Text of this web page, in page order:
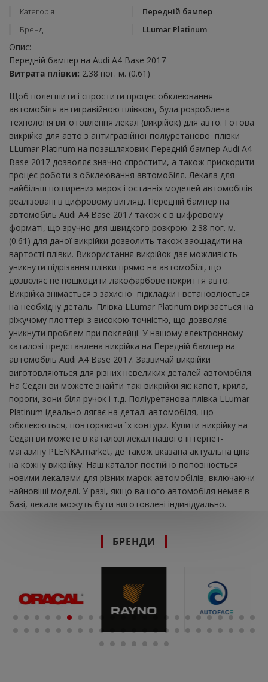
Категорія
Передній бампер
Бренд
LLumar Platinum
Опис:
Передній бампер на Audi A4 Base 2017
Витрата плівки: 2.38 пог. м. (0.61)
Щоб полегшити і спростити процес обклеювання
автомобіля антигравійною плівкою, була розроблена
технологія виготовлення лекал (викрійок) для авто. Готова
викрійка для авто з антигравійної поліуретанової плівки
LLumar Platinum на позашляховик Передній бампер Audi A4
Base 2017 дозволяє значно спростити, а також прискорити
процес роботи з обклеювання автомобіля. Лекала для
найбільш поширених марок і останніх моделей автомобілів
реалізовані в цифровому вигляді. Передній бампер на
автомобіль Audi A4 Base 2017 також є в цифровому
форматі, що зручно для швидкого розкрою. 2.38 пог. м.
(0.61) для даної викрійки дозволить також заощадити на
вартості плівки. Використання викрійок дає можливість
уникнути підрізання плівки прямо на автомобілі, що
дозволяє не пошкодити лакофарбове покриття авто.
Викрійка знімається з захисної підкладки і встановлюється
на необхідну деталь. Плівка LLumar Platinum вирізається на
ріжучому плоттері з високою точністю, що дозволяє
уникнути проблем при поклейці. У нашому електронному
каталозі представлена ​​викрійка на Передній бампер на
автомобіль Audi A4 Base 2017. Зазвичай викрійки
виготовляються для різних невеликих деталей автомобіля.
На Седан ви можете знайти такі викрійки як: капот, крила,
пороги, зони біля ручок і т.д. Поліуретанова плівка LLumar
Platinum ідеально лягає на деталі автомобіля, що
обклеюються, повторюючи їх контури. Купити викрійку на
Седан ви можете в каталозі лекал нашого інтернет-
магазину PLENKA.market, де також вказана актуальна ціна
на кожну викрійку. Наш каталог постійно поповнюється
новими лекалами для різних марок автомобілів, включаючи
найновіші моделі. У разі, якщо вашого автомобіля немає в
базі, лекала можуть бути виготовлені індивідуально.
БРЕНДИ